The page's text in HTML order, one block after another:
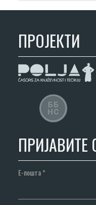
ПРОЈЕКТИ
ПРИЈАВИТЕ
Е-пошта*